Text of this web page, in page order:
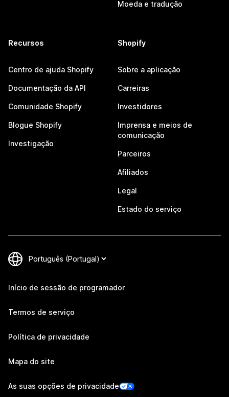
Moeda e tradução
Recursos
Centro de ajuda Shopify
Documentação da API
Comunidade Shopify
Blogue Shopify
Investigação
Shopify
Sobre a aplicação
Carreiras
Investidores
Imprensa e meios de
comunicação
Parceiros
Afiliados
Legal
Estado do serviço
Início de sessão de programador
Termos de serviço
Política de privacidade
Mapa do site
As suas opções de privacidade